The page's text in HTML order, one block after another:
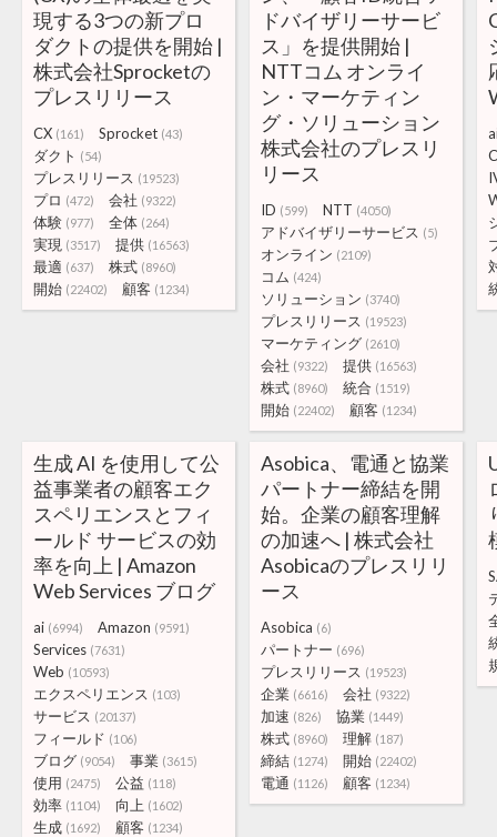
現する3つの新プロ
ダクトの提供を開始 |
株式会社Sprocketの
プレスリリース
CX (161) Sprocket (43)
ダクト (54)
プレスリリース (19523)
プロ (472) 会社 (9322)
体験 (977) 全体 (264)
実現 (3517) 提供 (16563)
最適 (637) 株式 (8960)
開始 (22402) 顧客 (1234)
ドバイザリーサービ
ス」を提供開始 |
NTTコム オンライ
ン・マーケティン
グ・ソリューション
株式会社のプレスリ
リース
ID (599) NTT (4050)
アドバイザリーサービス (5)
オンライン (2109)
コム (424)
ソリューション (3740)
プレスリリース (19523)
マーケティング (2610)
会社 (9322) 提供 (16563)
株式 (8960) 統合 (1519)
開始 (22402) 顧客 (1234)
生成 AI を使用して公
益事業者の顧客エク
スペリエンスとフィ
ールド サービスの効
率を向上 | Amazon
Web Services ブログ
ai (6994) Amazon (9591)
Services (7631)
Web (10593)
エクスペリエンス (103)
サービス (20137)
フィールド (106)
ブログ (9054) 事業 (3615)
使用 (2475) 公益 (118)
効率 (1104) 向上 (1602)
生成 (1692) 顧客 (1234)
Asobica、電通と協業
パートナー締結を開
始。企業の顧客理解
の加速へ | 株式会社
Asobicaのプレスリリ
ース
Asobica (6)
パートナー (696)
プレスリリース (19523)
企業 (6616) 会社 (9322)
加速 (826) 協業 (1449)
株式 (8960) 理解 (187)
締結 (1274) 開始 (22402)
電通 (1126) 顧客 (1234)